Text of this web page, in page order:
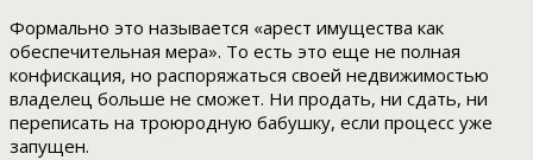
Формально это называется «арест имущества как
обеспечительная мера». То есть это еще не полная
конфискация, но распоряжаться своей недвижимостью
владелец больше не сможет. Ни продать, ни сдать, ни
переписать на троюродную бабушку, если процесс уже
запущен.